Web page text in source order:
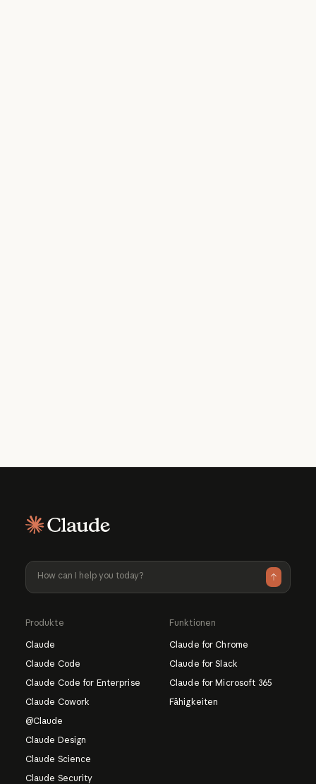
erfahren
Produkte
Claude
Claude Code
Claude Code for Enterprise
Claude Cowork
@Claude
Claude Design
Claude Science
Claude Security
Funktionen
Claude for Chrome
Claude for Slack
Claude for Microsoft 365
Fähigkeiten